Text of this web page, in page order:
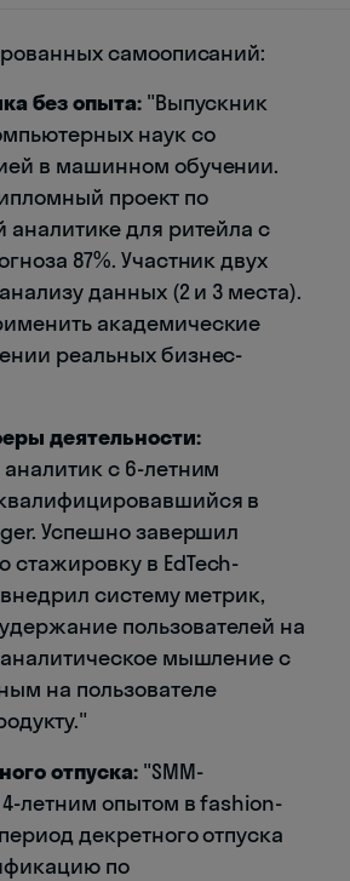
самоописаний:
без опыта:"Выпускник
наук со
в машинном обучении.
проект по
аналитике для ритейла с
87%. Участник двух
данных (2 и 3 места).
академические
реальных бизнес-
деятельности:
с 6-летним
в
Успешно завершил
стажировку в EdTech-
внедрил систему метрик,
пользователей на
аналитическое мышление с
на пользователе
отпуска:"SMM-
летним опытом в fashion-
декретного отпуска
по